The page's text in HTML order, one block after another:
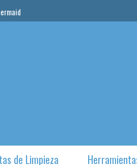
de Limpieza